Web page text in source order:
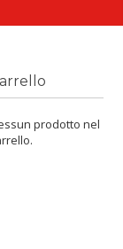
prodotto nel